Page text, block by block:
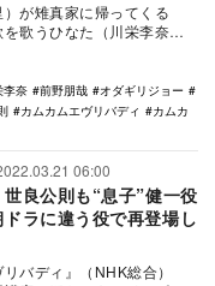
が雉真家に帰ってくる
を歌うひなた（川栄李奈）
なたが手にするカムカム英
…
李奈 前野朋哉
オダギリジョー
カムカムエヴリバディ
カムカ
06:00
世良公則も“息子”健一役
ラに違う役で再登場し
リバディ』（NHK総合）